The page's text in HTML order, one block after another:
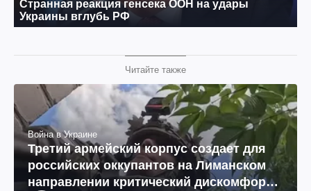
Читайте также
Война в Украине
Третий армейский корпус создает для
российских оккупантов на Лиманском
направлении критический дискомфорт: